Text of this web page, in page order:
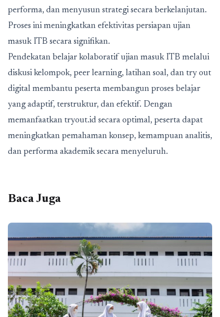
performa, dan menyusun strategi secara berkelanjutan.
Proses ini meningkatkan efektivitas persiapan ujian
masuk ITB secara signifikan.
Pendekatan belajar kolaboratif ujian masuk ITB melalui
diskusi kelompok, peer learning, latihan soal, dan try out
digital membantu peserta membangun proses belajar
yang adaptif, terstruktur, dan efektif. Dengan
memanfaatkan tryout.id secara optimal, peserta dapat
meningkatkan pemahaman konsep, kemampuan analitis,
dan performa akademik secara menyeluruh.
Baca Juga